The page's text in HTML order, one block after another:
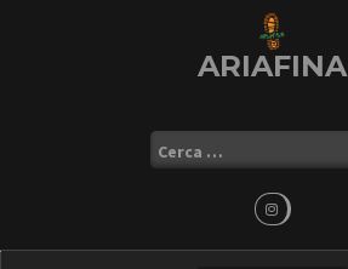
ARIAFINA
Ricerca
per: